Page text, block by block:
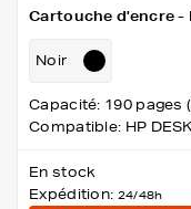
Cartouche d'encre -
Noir
Capacité: 190 pages
Compatible: HP
En stock
Expédition: 24/48h